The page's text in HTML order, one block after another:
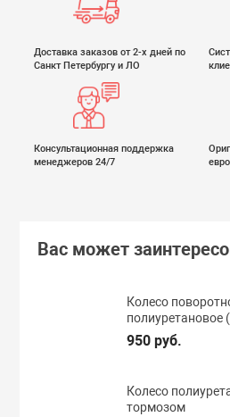
Доставка заказов от 2-х дней по
Санкт Петербургу и ЛО
Консультационная поддержка
менеджеров 24/7
Вас может
Колесо
полиуретановое
950 руб.
Колесо
тормозом